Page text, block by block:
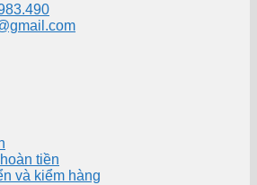
tiền
và kiểm hàng